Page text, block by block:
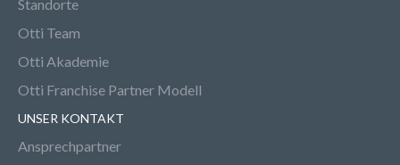
Standorte
Otti Team
Otti Akademie
Otti Franchise Partner Modell
UNSER KONTAKT
Ansprechpartner